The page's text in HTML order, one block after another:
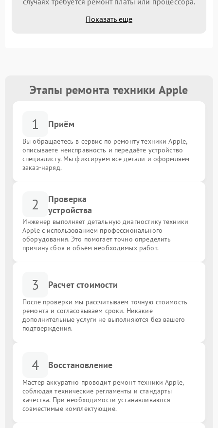
Показать еще
Этапы ремонта техники Apple
1 Приём
Вы обращаетесь в сервис по ремонту техники Apple,
описываете неисправность и передаёте устройство
специалисту. Мы фиксируем все детали и оформляем
заказ-наряд.
2
Проверка
устройства
Инженер выполняет детальную диагностику техники
Apple с использованием профессионального
оборудования. Это помогает точно определить
причину сбоя и объём необходимых работ.
3 Расчет стоимости
После проверки мы рассчитываем точную стоимость
ремонта и согласовываем сроки. Никакие
дополнительные услуги не выполняются без вашего
подтверждения.
4 Восстановление
Мастер аккуратно проводит ремонт техники Apple,
соблюдая технические регламенты и стандарты
качества. При необходимости устанавливаются
совместимые комплектующие.